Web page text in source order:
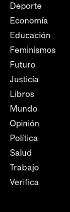
Deporte
Economía
Educación
Feminismos
Futuro
Justicia
Libros
Mundo
Opinión
Política
Salud
Trabajo
Verifica